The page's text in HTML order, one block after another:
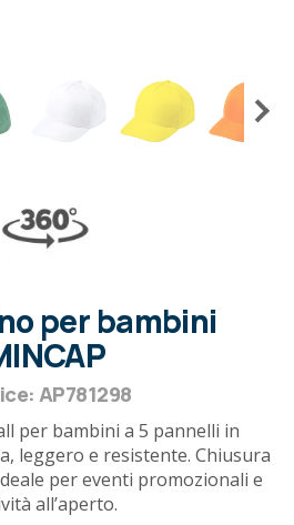
per bambini
AP781298
per bambini a 5 pannelli in
leggero e resistente. Chiusura
per eventi promozionali e
all’aperto.